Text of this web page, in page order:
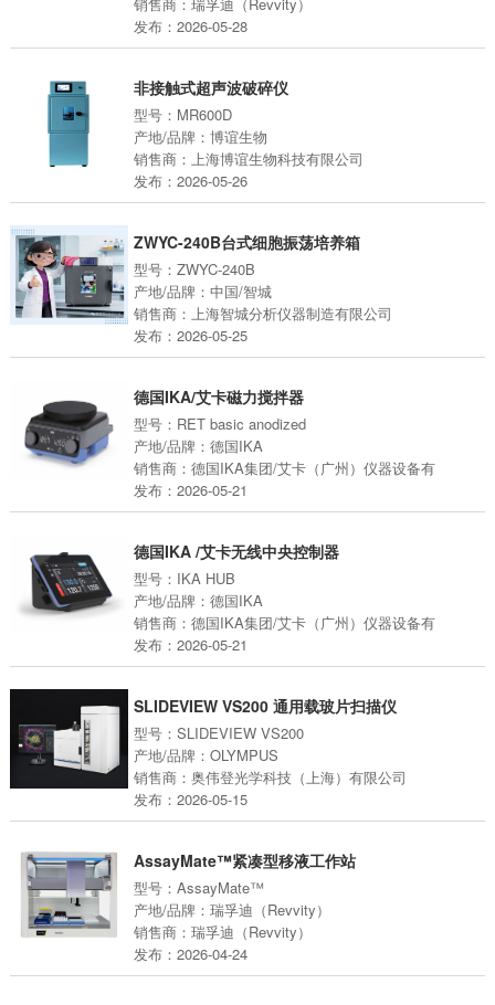
发布：2026-05-28
非接触式超声波破碎仪
型号：MR600D
产地/品牌：博谊生物
销售商：上海博谊生物科技有限公司
发布：2026-05-26
ZWYC-240B台式细胞振荡培养箱
型号：ZWYC-240B
产地/品牌：中国/智城
销售商：上海智城分析仪器制造有限公司
发布：2026-05-25
德国IKA/艾卡磁力搅拌器
型号：RET basic anodized
产地/品牌：德国IKA
销售商：德国IKA集团/艾卡（广州）仪器设备有
发布：2026-05-21
德国IKA /艾卡无线中央控制器
型号：IKA HUB
产地/品牌：德国IKA
销售商：德国IKA集团/艾卡（广州）仪器设备有
发布：2026-05-21
SLIDEVIEW VS200 通用载玻片扫描仪
型号：SLIDEVIEW VS200
产地/品牌：OLYMPUS
销售商：奥伟登光学科技（上海）有限公司
发布：2026-05-15
AssayMate™紧凑型移液工作站
型号：AssayMate™
产地/品牌：瑞孚迪（Revvity）
销售商：瑞孚迪（Revvity）
发布：2026-04-24